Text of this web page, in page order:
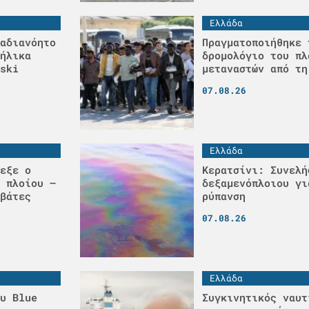
Ελλάδα
δρομολόγιο του
μεταναστών από
07.08.26
ο
πλοίου –
Ελλάδα
Κερατσίνι:
δεξαμενόπλοιου
ρύπανση
07.08.26
Blue
Ελλάδα
Συγκινητικός